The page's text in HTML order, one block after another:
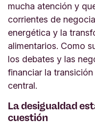
mucha atención y
corrientes de
energética y la
alimentarios. Como
los debates y las
financiar la
central.
La desigualdad
cuestión